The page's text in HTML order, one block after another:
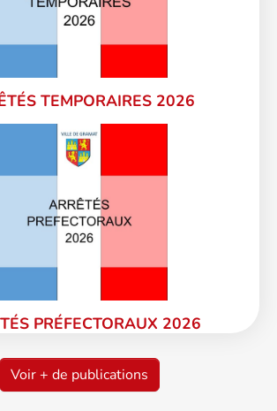
TEMPORAIRES 2026
PRÉFECTORAUX 2026
Voir + de publications